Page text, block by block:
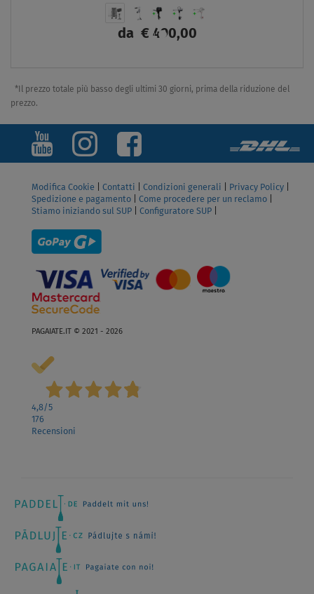
da € 490,00
*Il prezzo totale più basso degli ultimi 30 giorni, prima della riduzione del
prezzo.
Modifica Cookie Contatti Condizioni generali Privacy Policy
Spedizione e pagamento
Come procedere per un reclamo
Stiamo iniziando sul SUP
Configuratore SUP
PAGAIATE.IT © 2021 - 2026
4,8/5
176
Recensioni